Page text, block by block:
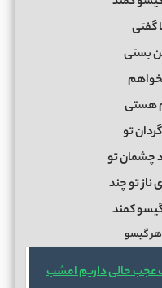
گفتی
بستی
هستی
تو
چشمان تو
تو چند
کمند
گیسو
عجب حالی داریم امشب